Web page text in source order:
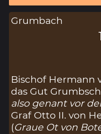
Grumbach
Bischof Hermann
das Gut
also genant vor
Graf Otto II. von
(Graue Ot von